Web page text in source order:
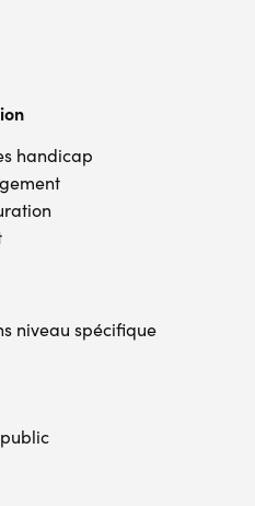
handicap
niveau spécifique